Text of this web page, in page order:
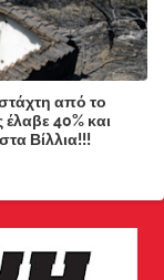
από το
40% και
Βίλλια!!!